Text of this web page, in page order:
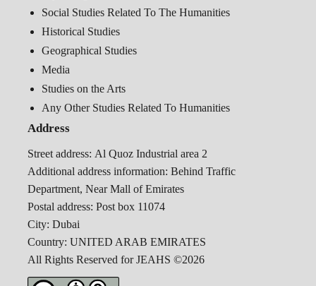
Social Studies Related To The Humanities
Historical Studies
Geographical Studies
Media
Studies on the Arts
Any Other Studies Related To Humanities
Address
Street address: Al Quoz Industrial area 2
Additional address information: Behind Traffic
Department, Near Mall of Emirates
Postal address: Post box 11074
City: Dubai
Country: UNITED ARAB EMIRATES
All Rights Reserved for JEAHS ©2026